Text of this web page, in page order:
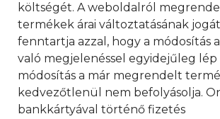
költségét. A weboldalról
termékek árai változtatásának
fenntartja azzal, hogy a módosítás
való megjelenéssel egyidejűleg lép
módosítás a már megrendelt
kedvezőtlenül nem befolyásolja.
bankkártyával történő fizetés